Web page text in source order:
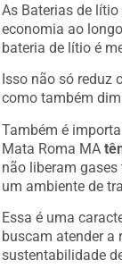
As Baterias de
economia ao
bateria de lítio é
Isso não só reduz
como também
Também é
Mata Roma MA
não liberam
um ambiente de
Essa é uma
buscam atender a
sustentabilidade